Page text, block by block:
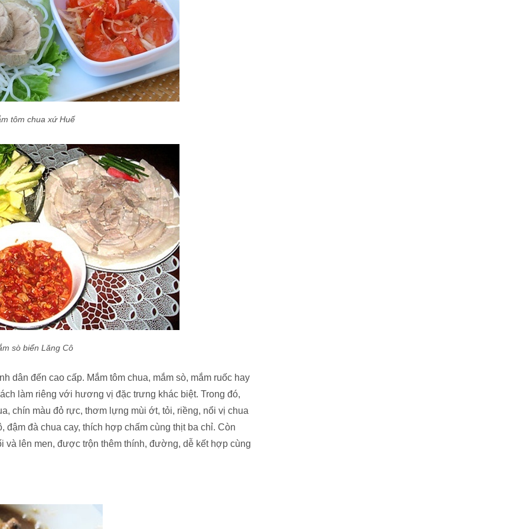
tôm chua xứ Huế
sò biển Lăng Cô
dân đến cao cấp. Mắm tôm chua, mắm sò, mắm ruốc hay
làm riêng với hương vị đặc trưng khác biệt. Trong đó,
chín màu đỏ rực, thơm lựng mùi ớt, tỏi, riềng, nổi vị chua
đậm đà chua cay, thích hợp chấm cùng thịt ba chỉ. Còn
và lên men, được trộn thêm thính, đường, dễ kết hợp cùng